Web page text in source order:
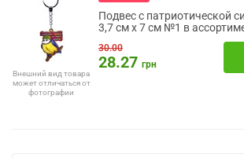
Внешний вид товара
может отличаться от
фотографии
Подвес с патриотической
3,7 см х 7 см №1 в
30.00
28.27 грн